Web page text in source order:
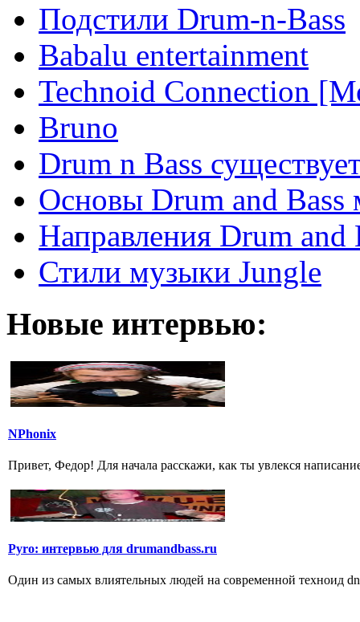
Подстили Drum-n-Bass
Babalu entertainment
Technoid Connection
Bruno
Drum n Bass
Основы Drum and Bass
Направления Drum and
Стили музыки Jungle
Новые интервью:
NPhonix
Привет, Федор! Для начала расскажи, как ты увлекся
Pyro: интервью для drumandbass.ru
Один из самых влиятельных людей на современной техноид